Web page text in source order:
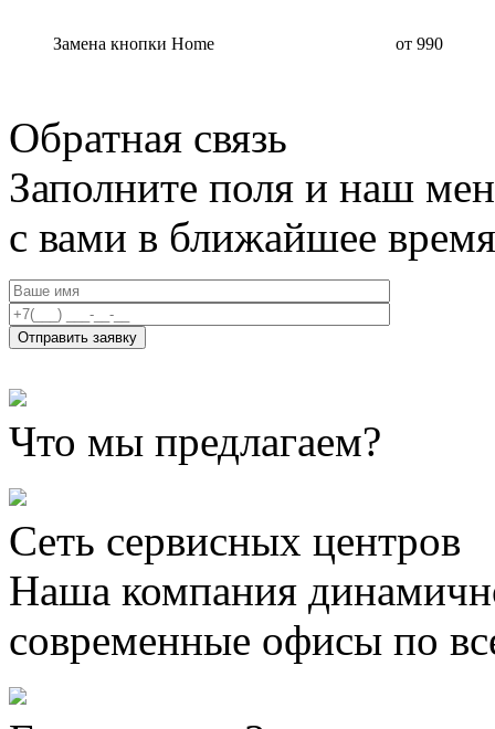
Замена кнопки Home от 990
Обратная связь
Заполните поля и наш
с вами в ближайшее время
Что мы предлагаем?
Сеть сервисных центров
Наша компания
современные офисы по